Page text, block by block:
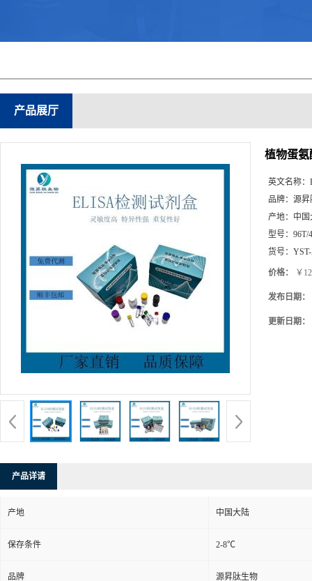
产品展厅
植物蛋氨
英文名称：
品牌： 源昇
产地： 中国
型号： 96T/
货号：
价格： ￥
发布日期：
更新日期：
产品详请
产地 中国大陆
保存条件 2-8℃
品牌 源昇肽生物